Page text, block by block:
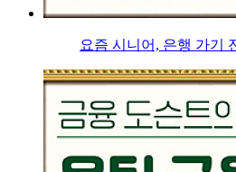
요즘 시니어, 은행 가기